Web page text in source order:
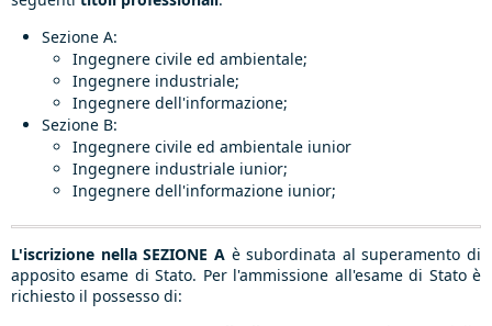
Sezione A:
Ingegnere civile ed ambientale;
Ingegnere industriale;
Ingegnere dell'informazione;
Sezione B:
Ingegnere civile ed ambientale iunior
Ingegnere industriale iunior;
Ingegnere dell'informazione iunior;
L'iscrizione nella SEZIONE Aè subordinata al superamento di
apposito esame di Stato. Per l'ammissione all'esame di Stato è
richiesto il possesso di: